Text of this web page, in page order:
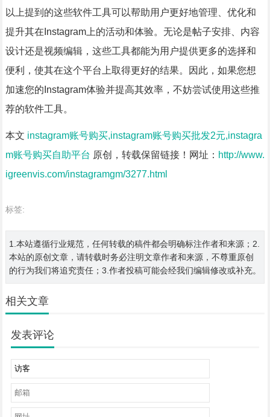
以上提到的这些软件工具可以帮助用户更好地管理、优化和
提升其在Instagram上的活动和体验。无论是帖子安排、内容
设计还是视频编辑，这些工具都能为用户提供更多的选择和
便利，使其在这个平台上取得更好的结果。因此，如果您想
加速您的Instagram体验并提高其效率，不妨尝试使用这些推
荐的软件工具。
本文 instagram账号购买,instagram账号购买批发2元,instagra
m账号购买自助平台 原创，转载保留链接！网址： http://www.
igreenvis.com/instagramgm/3277.html
标签:
1.本站遵循行业规范，任何转载的稿件都会明确标注作者和来源；2.
本站的原创文章，请转载时务必注明文章作者和来源，不尊重原创
的行为我们将追究责任；3.作者投稿可能会经我们编辑修改或补充。
相关文章
发表评论